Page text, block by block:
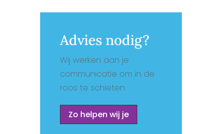
Advies nodig?
Wij werken aan je
communicatie om in de
roos te schieten.
Zo helpen wij je